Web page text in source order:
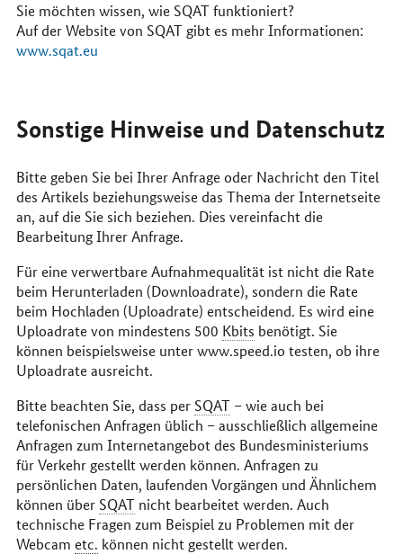
Sie möchten wissen, wie SQAT funktioniert?
Auf der Website von SQAT gibt es mehr Informationen:
www.sqat.eu
Sonstige Hinweise und Datenschutz
Bitte geben Sie bei Ihrer Anfrage oder Nachricht den Titel
des Artikels beziehungsweise das Thema der Internetseite
an, auf die Sie sich beziehen. Dies vereinfacht die
Bearbeitung Ihrer Anfrage.
Für eine verwertbare Aufnahmequalität ist nicht die Rate
beim Herunterladen (Downloadrate), sondern die Rate
beim Hochladen (Uploadrate) entscheidend. Es wird eine
Uploadrate von mindestens 500 Kbits benötigt. Sie
können beispielsweise unter www.speed.io testen, ob ihre
Uploadrate ausreicht.
Bitte beachten Sie, dass per SQAT– wie auch bei
telefonischen Anfragen üblich – ausschließlich allgemeine
Anfragen zum Internetangebot des Bundesministeriums
für Verkehr gestellt werden können. Anfragen zu
persönlichen Daten, laufenden Vorgängen und Ähnlichem
können über SQATnicht bearbeitet werden. Auch
technische Fragen zum Beispiel zu Problemen mit der
Webcam etc. können nicht gestellt werden.